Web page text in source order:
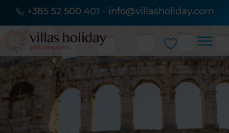
+385 52 500 401 - info@villasholiday.com